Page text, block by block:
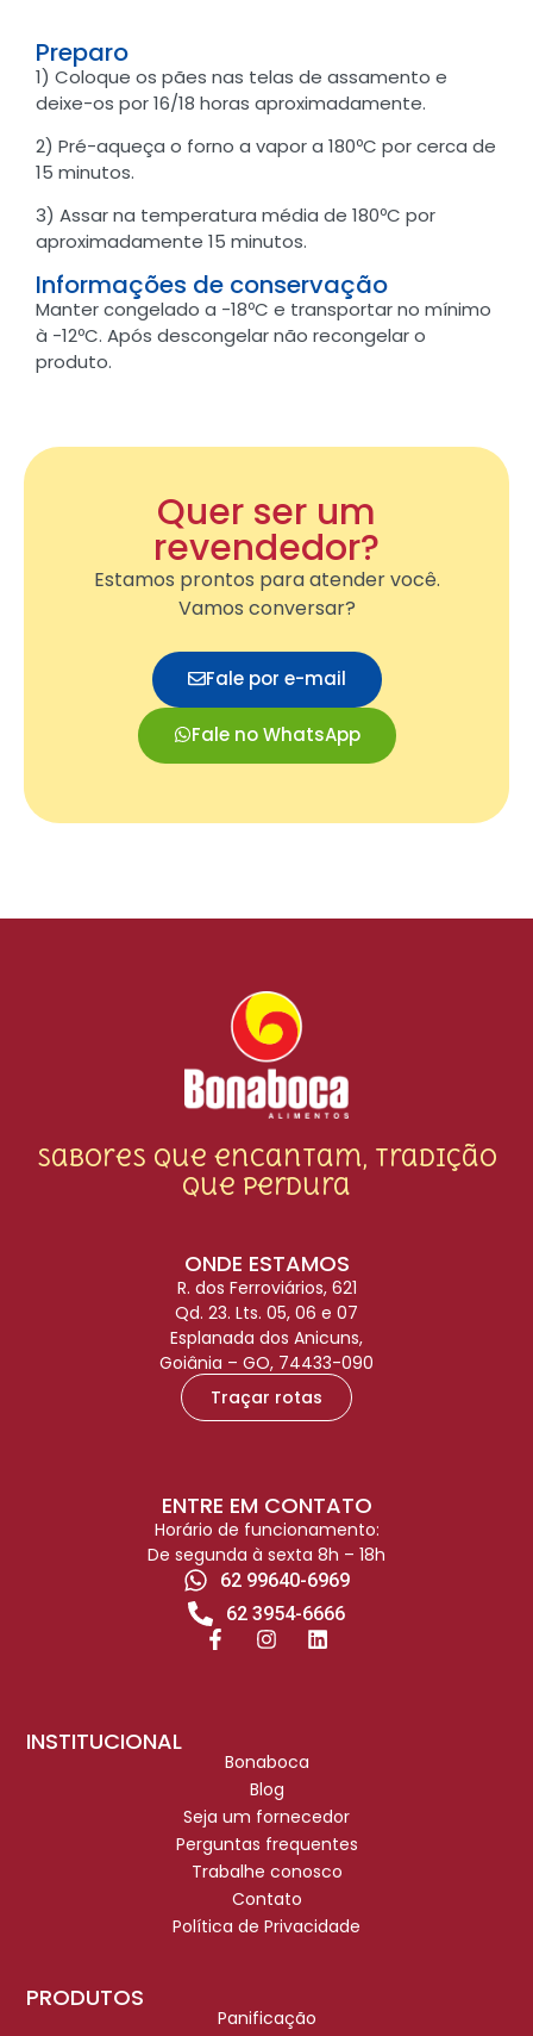
Preparo
1) Coloque os pães nas telas de assamento e
deixe-os por 16/18 horas aproximadamente.
2) Pré-aqueça o forno a vapor a 180ºC por cerca de
15 minutos.
3) Assar na temperatura média de 180ºC por
aproximadamente 15 minutos.
Informações de conservação
Manter congelado a -18ºC e transportar no mínimo
à -12ºC. Após descongelar não recongelar o
produto.
Quer ser um
revendedor?
Estamos prontos para atender você.
Vamos conversar?
Fale por e-mail
Fale no WhatsApp
Sabores que encantam, tradição
que perdura
ONDE ESTAMOS
R. dos Ferroviários, 621
Qd. 23. Lts. 05, 06 e 07
Esplanada dos Anicuns,
Goiânia – GO, 74433-090
Traçar rotas
INSTITUCIONAL
Bonaboca
Blog
Seja um fornecedor
Perguntas frequentes
Trabalhe conosco
Contato
Política de Privacidade
PRODUTOS
Panificação
ENTRE EM CONTATO
Horário de funcionamento:
De segunda à sexta 8h – 18h
62 99640-6969
62 3954-6666